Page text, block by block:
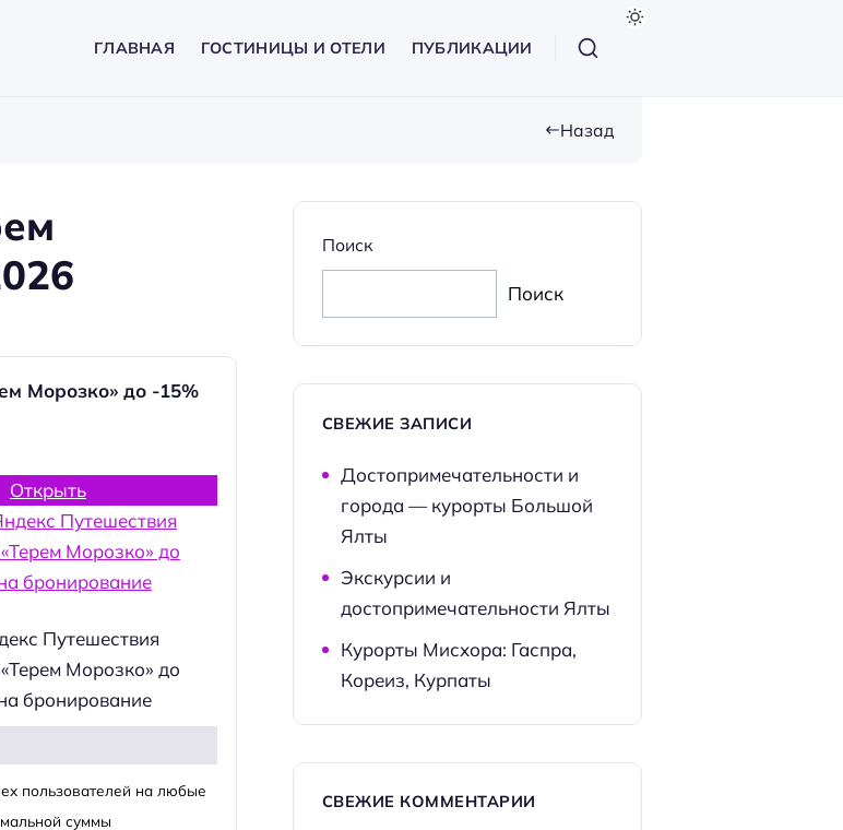
ГЛАВНАЯ ГОСТИНИЦЫ И ОТЕЛИ ПУБЛИКАЦИИ
Назад
Морозко» до -15%
Открыть
Путешествия
Морозко» до
бронирование
пользователей на любые
суммы
Поиск
Поиск
СВЕЖИЕ ЗАПИСИ
Достопримечательности и
города — курорты Большой
Ялты
Экскурсии и
достопримечательности Ялты
Курорты Мисхора: Гаспра,
Кореиз, Курпаты
СВЕЖИЕ КОММЕНТАРИИ